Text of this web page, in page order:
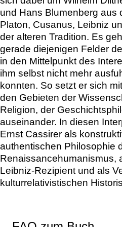
und Hans Blumenberg aus
Platon, Cusanus, Leibniz
der alteren Tradition. Es
gerade diejenigen Felder
in den Mittelpunkt des
ihm selbst nicht mehr
konnten. So setzt er sich
den Gebieten der
Religion, der
auseinander. In diesen
Ernst Cassirer als
authentischen Philosophie
Renaissancehumanismus,
Leibniz-Rezipient und als
kulturrelativistischen